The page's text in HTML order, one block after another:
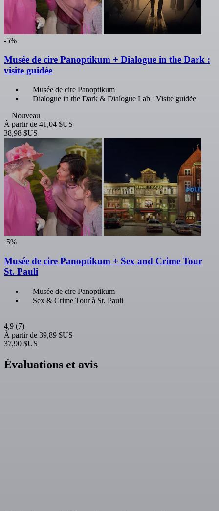
-5%
Musée de cire Panoptikum + Dialogue in the Dark :
visite guidée
Musée de cire Panoptikum
Dialogue in the Dark & Dialogue Lab : Visite guidée
Nouveau
À partir de 41,04 $US
38,98 $US
-5%
Musée de cire Panoptikum + Sex and Crime Tour
St. Pauli
Musée de cire Panoptikum
Sex & Crime Tour à St. Pauli
4,9 (7)
À partir de 39,89 $US
37,90 $US
Évaluations et avis